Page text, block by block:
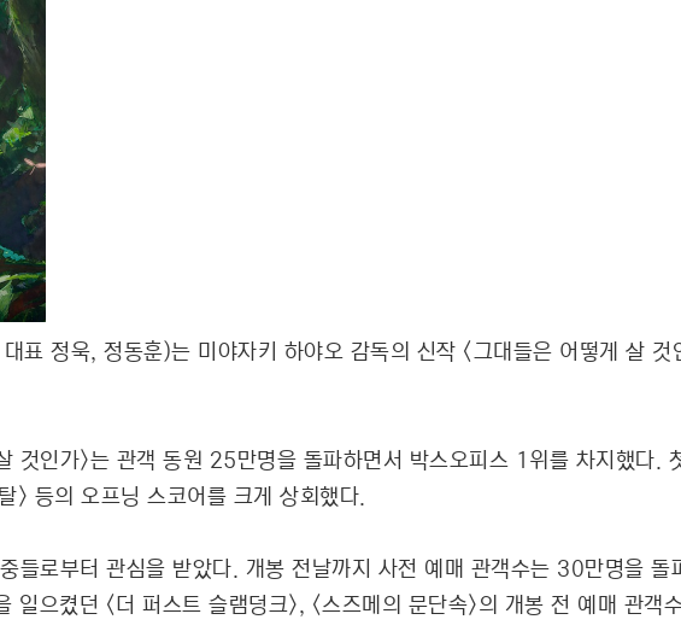
표 정욱, 정동훈)는 미야자키 하야오 감독의 신작 <그대들은 어떻게 살
것인가>는 관객 동원 25만명을 돌파하면서 박스오피스 1위를 차지했다.
> 등의 오프닝 스코어를 크게 상회했다.
들로부터 관심을 받았다. 개봉 전날까지 사전 예매 관객수는 30만명을 돌
으켰던 <더 퍼스트 슬램덩크>, <스즈메의 문단속>의 개봉 전 예매 관객